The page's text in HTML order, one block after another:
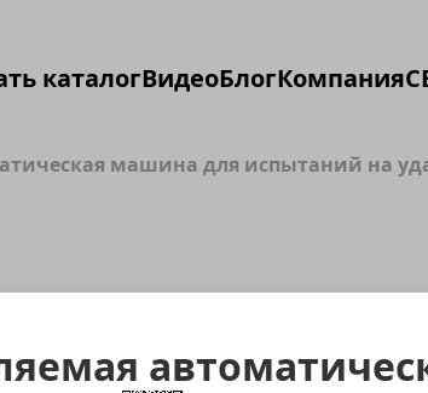
каталогВидеоБлогКомпания
машина для испытаний на